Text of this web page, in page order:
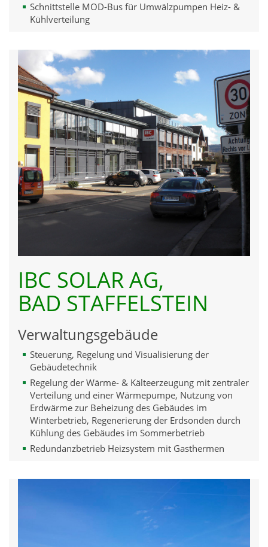
Schnittstelle MOD-Bus für Umwälzpumpen Heiz- &
Kühlverteilung
IBC SOLAR AG,
BAD STAFFELSTEIN
Verwaltungsgebäude
Steuerung, Regelung und Visualisierung der
Gebäudetechnik
Regelung der Wärme- & Kälteerzeugung mit zentraler
Verteilung und einer Wärmepumpe, Nutzung von
Erdwärme zur Beheizung des Gebäudes im
Winterbetrieb, Regenerierung der Erdsonden durch
Kühlung des Gebäudes im Sommerbetrieb
Redundanzbetrieb Heizsystem mit Gasthermen